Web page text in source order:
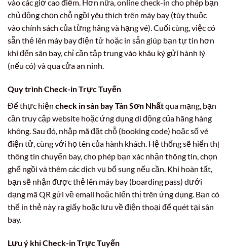
vào các giờ cao điểm. Hơn nữa, online check-in cho phép bạn
chủ động chọn chỗ ngồi yêu thích trên máy bay (tùy thuộc
vào chính sách của từng hãng và hạng vé). Cuối cùng, việc có
sẵn thẻ lên máy bay điện tử hoặc in sẵn giúp bạn tự tin hơn
khi đến sân bay, chỉ cần tập trung vào khâu ký gửi hành lý
(nếu có) và qua cửa an ninh.
Quy trình Check-in Trực Tuyến
Để thực hiện check in sân bay Tân Sơn Nhấtqua mạng, bạn
cần truy cập website hoặc ứng dụng di động của hãng hàng
không. Sau đó, nhập mã đặt chỗ (booking code) hoặc số vé
điện tử, cùng với họ tên của hành khách. Hệ thống sẽ hiển thị
thông tin chuyến bay, cho phép bạn xác nhận thông tin, chọn
ghế ngồi và thêm các dịch vụ bổ sung nếu cần. Khi hoàn tất,
bạn sẽ nhận được thẻ lên máy bay (boarding pass) dưới
dạng mã QR gửi về email hoặc hiển thị trên ứng dụng. Bạn có
thể in thẻ này ra giấy hoặc lưu về điện thoại để quét tại sân
bay.
Lưu ý khi Check-in Trực Tuyến